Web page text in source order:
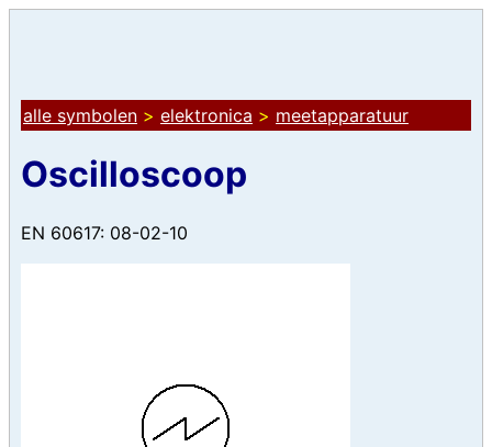
alle symbolen > elektronica > meetapparatuur
Oscilloscoop
EN 60617: 08-02-10